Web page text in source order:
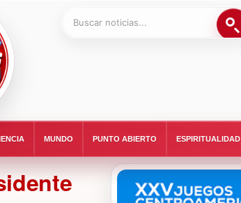
Buscar:
MUNDO PUNTO ABIERTO ESPIRITUALIDAD